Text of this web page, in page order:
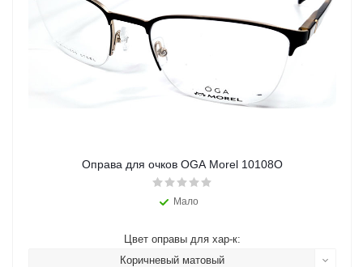
Оправа для очков OGA Morel 10108O
Мало
Цвет оправы для хар-к:
Коричневый матовый